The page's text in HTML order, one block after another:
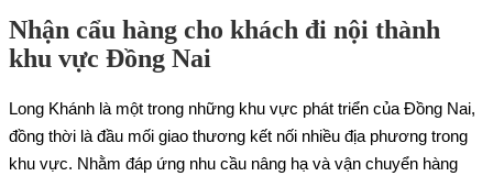
Nhận cẩu hàng cho khách đi nội thành
khu vực Đồng Nai
Long Khánh là một trong những khu vực phát triển của Đồng Nai,
đồng thời là đầu mối giao thương kết nối nhiều địa phương trong
khu vực. Nhằm đáp ứng nhu cầu nâng hạ và vận chuyển hàng